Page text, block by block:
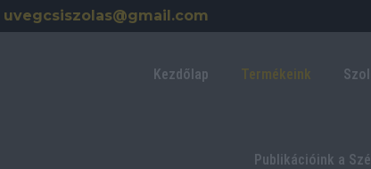
uvegcsiszolas@gmail.com
Kezdőlap Termékeink
Publikációink a